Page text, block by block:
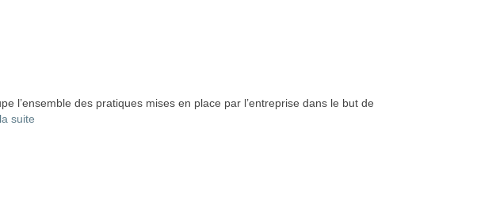
l’ensemble des pratiques mises en place par l’entreprise dans le but de
suite